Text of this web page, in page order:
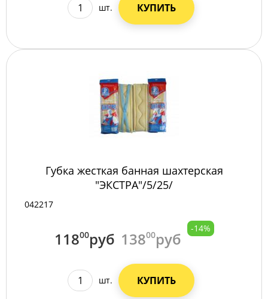
шт. КУПИТЬ
Губка жесткая банная шахтерская
"ЭКСТРА"/5/25/
042217
11800руб 13800руб
-14%
шт. КУПИТЬ